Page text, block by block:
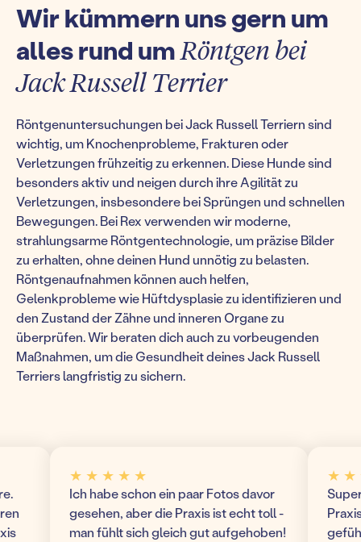
Wir kümmern uns gern um
alles rund umRöntgen bei
Jack Russell Terrier
Röntgenuntersuchungen bei Jack Russell Terriern sind
wichtig, um Knochenprobleme, Frakturen oder
Verletzungen frühzeitig zu erkennen. Diese Hunde sind
besonders aktiv und neigen durch ihre Agilität zu
Verletzungen, insbesondere bei Sprüngen und schnellen
Bewegungen. Bei Rex verwenden wir moderne,
strahlungsarme Röntgentechnologie, um präzise Bilder
zu erhalten, ohne deinen Hund unnötig zu belasten.
Röntgenaufnahmen können auch helfen,
Gelenkprobleme wie Hüftdysplasie zu identifizieren und
den Zustand der Zähne und inneren Organe zu
überprüfen. Wir beraten dich auch zu vorbeugenden
Maßnahmen, um die Gesundheit deines Jack Russell
Terriers langfristig zu sichern.
★ ★ ★ ★ ★
Ich habe schon ein paar Fotos davor
gesehen, aber die Praxis ist echt toll -
man fühlt sich gleich gut aufgehoben!
★ ★
Super
Praxis!
gefühlt